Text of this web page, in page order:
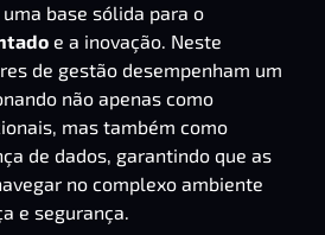
base sólida para o
e a inovação. Neste
de gestão desempenham um
não apenas como
mas também como
de dados, garantindo que as
no complexo ambiente
e segurança.